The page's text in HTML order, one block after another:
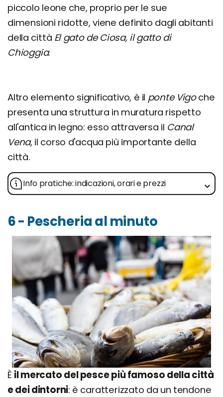
piccolo leone che, proprio per le sue
dimensioni ridotte, viene definito dagli abitanti
della città El gato de Ciosa, il gatto di
Chioggia.
Altro elemento significativo, è il ponte Vigoche
presenta una struttura in muratura rispetto
all'antica in legno: esso attraversa il Canal
Vena, il corso d'acqua più importante della
città.
Info pratiche: indicazioni, orari e prezzi
6 - Pescheria al minuto
È il mercato del pesce più famoso della città
e dei dintorni: è caratterizzato da un tendone